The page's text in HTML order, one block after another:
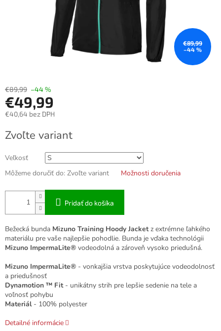
€89,99
–44 %
€89,99 –44 %
€49,99
€40,64 bez DPH
cena:
Zvoľte variant
Veľkosť
Môžeme doručiť do: Zvoľte variant Možnosti doručenia
Pridať do košíka
Bežecká bunda Mizuno Training Hoody Jacketz extrémne ľahkého
materiálu pre vaše najlepšie pohodlie. Bunda je vďaka technológii
Mizuno ImpermaLite® vodeodolná a zároveň vysoko priedušná.
Mizuno ImpermaLite® - vonkajšia vrstva poskytujúce vodeodolnosť
a priedušnosť
Dynamotion ™ Fit- unikátny strih pre lepšie sedenie na tele a
voľnosť pohybu
Materiál- 100% polyester
Detailné informácie